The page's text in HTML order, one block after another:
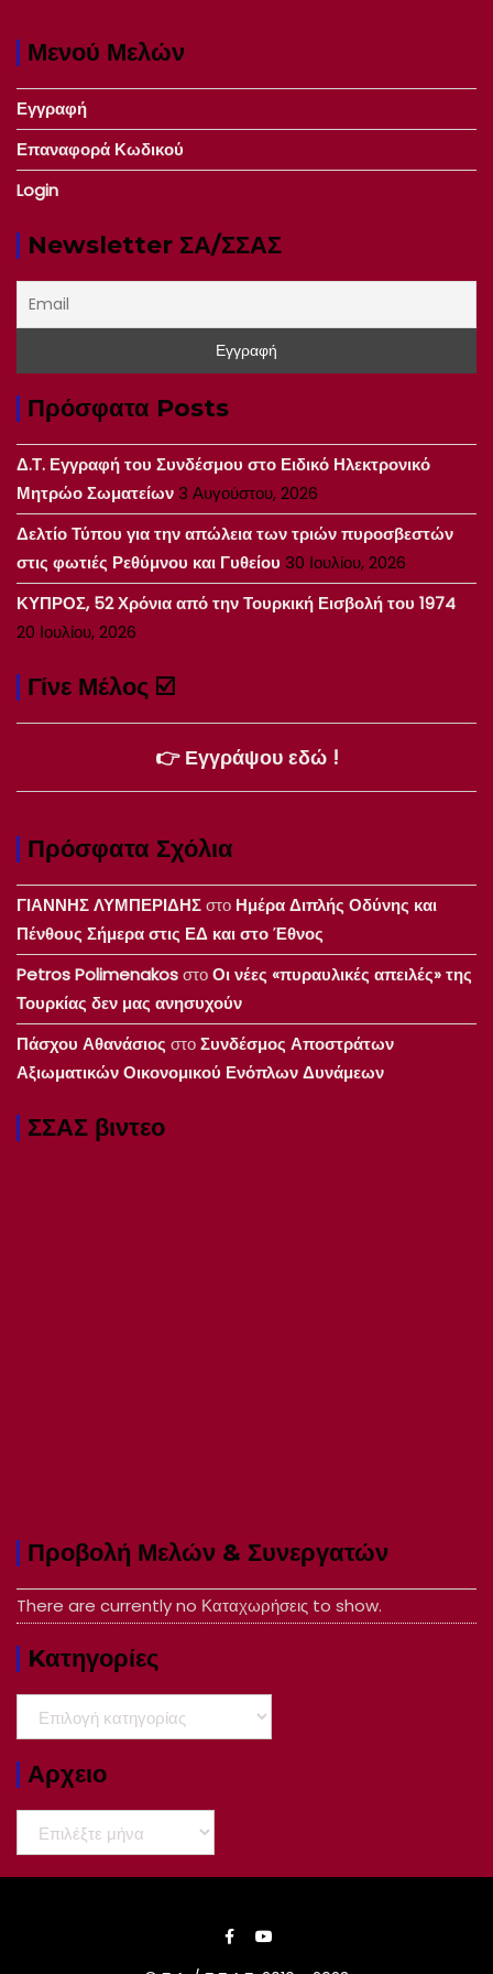
Μενού Μελών
Εγγραφή
Επαναφορά Κωδικού
Login
Newsletter ΣΑ/ΣΣΑΣ
Πρόσφατα Posts
Δ.Τ. Εγγραφή του Συνδέσμου στο Ειδικό Ηλεκτρονικό
Μητρώο Σωματείων3 Αυγούστου, 2026
Δελτίο Τύπου για την απώλεια των τριών πυροσβεστών
στις φωτιές Ρεθύμνου και Γυθείου 30 Ιουλίου, 2026
ΚΥΠΡΟΣ, 52 Χρόνια από την Τουρκική Εισβολή του 1974
20 Ιουλίου, 2026
Γίνε Μέλος ☑️
👉 Εγγράψου εδώ !
Πρόσφατα Σχόλια
ΓΙΑΝΝΗΣ ΛΥΜΠΕΡΙΔΗΣστο Ημέρα Διπλής Οδύνης και
Πένθους Σήμερα στις ΕΔ και στο Έθνος
Petros PolimenakosστοΟι νέες «πυραυλικές απειλές» της
Τουρκίας δεν μας ανησυχούν
Πάσχου Αθανάσιος στοΣυνδέσμος Αποστράτων
Αξιωματικών Οικονομικού Ενόπλων Δυνάμεων
ΣΣΑΣ βιντεο
Προβολή Μελών & Συνεργατών
There are currently no Καταχωρήσεις to show.
Kατηγορίες
Αρχειο